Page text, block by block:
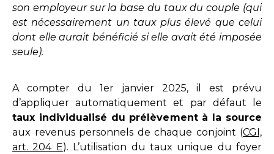
son employeur sur la base du taux du couple (qui
est nécessairement un taux plus élevé que celui
dont elle aurait bénéficié si elle avait été imposée
seule).
A compter du 1er janvier 2025, il est prévu
d’appliquer automatiquement et par défaut le
taux individualisé du prélèvement à la source
aux revenus personnels de chaque conjoint (CGI,
art. 204 E). L’utilisation du taux unique du foyer